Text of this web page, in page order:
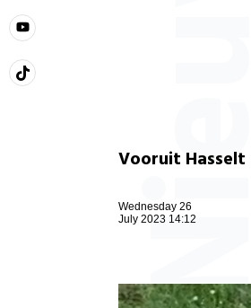
Vooruit Hasselt
Wednesday 26
July 2023 14:12